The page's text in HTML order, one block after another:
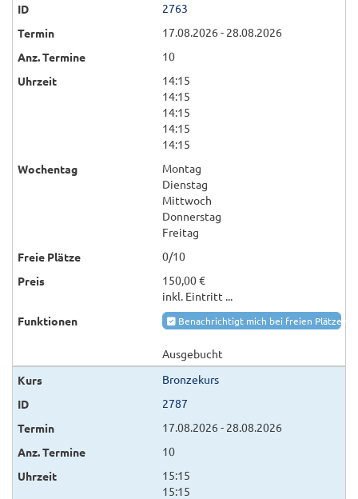
2763
17.08.2026 - 28.08.2026
10
14:15
14:15
14:15
14:15
14:15
Montag
Dienstag
Mittwoch
Donnerstag
Freitag
0/10
150,00 €
inkl. Eintritt ...
Benachrichtigt mich bei freien Plätzen
Ausgebucht
Bronzekurs
2787
17.08.2026 - 28.08.2026
10
15:15
15:15